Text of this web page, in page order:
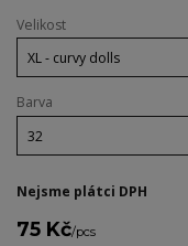
Velikost
Barva
Nejsme plátci DPH
75 Kč/pcs